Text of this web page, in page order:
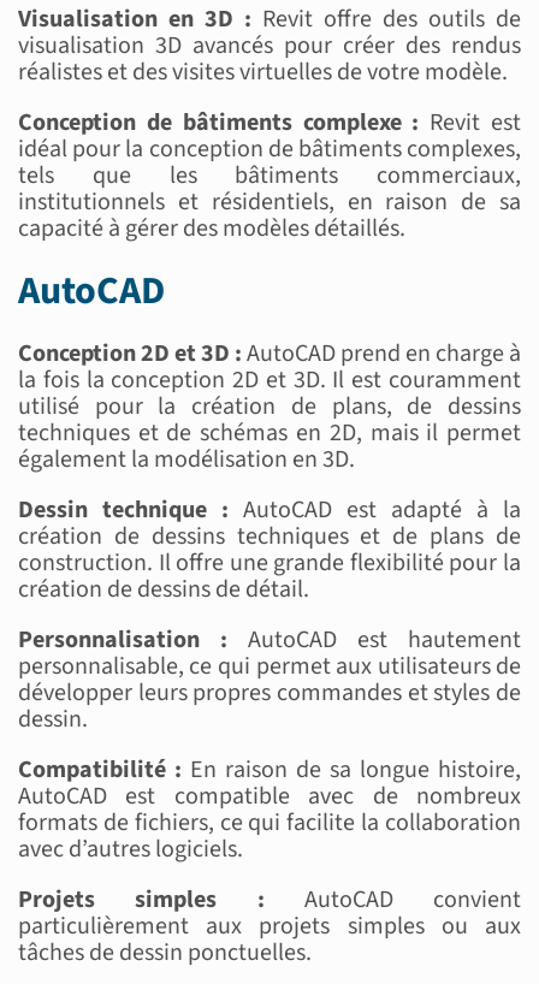
Visualisation en 3D : Revit offre des outils de
visualisation 3D avancés pour créer des rendus
réalistes et des visites virtuelles de votre modèle.
Conception de bâtiments complexe : Revit est
idéal pour la conception de bâtiments complexes,
tels que les bâtiments commerciaux,
institutionnels et résidentiels, en raison de sa
capacité à gérer des modèles détaillés.
AutoCAD
Conception 2D et 3D :AutoCAD prend en charge à
la fois la conception 2D et 3D. Il est couramment
utilisé pour la création de plans, de dessins
techniques et de schémas en 2D, mais il permet
également la modélisation en 3D.
Dessin technique : AutoCAD est adapté à la
création de dessins techniques et de plans de
construction. Il offre une grande flexibilité pour la
création de dessins de détail.
Personnalisation : AutoCAD est hautement
personnalisable, ce qui permet aux utilisateurs de
développer leurs propres commandes et styles de
dessin.
Compatibilité : En raison de sa longue histoire,
AutoCAD est compatible avec de nombreux
formats de fichiers, ce qui facilite la collaboration
avec d’autres logiciels.
Projets simples : AutoCAD convient
particulièrement aux projets simples ou aux
tâches de dessin ponctuelles.